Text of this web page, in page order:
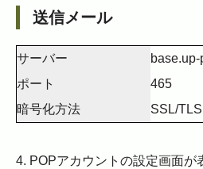
送信メール
サーバー
ポート
465
暗号化方法
SSL/TLS
4. POPアカウントの設定画面が